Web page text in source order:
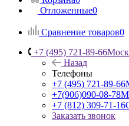
Отложенные0
Сравнение товаров0
+7 (495) 721-89-66
Назад
Телефоны
+7 (495) 721-89-66
+7(906)090-08-78
+7 (812) 309-71-16
Заказать звонок